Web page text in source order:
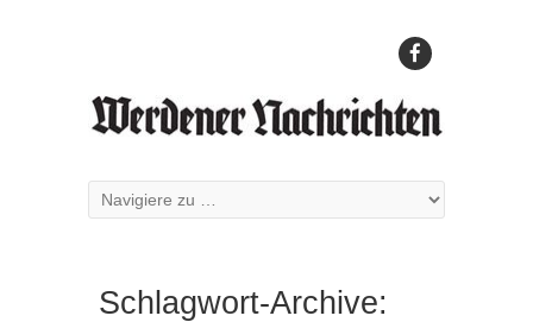
Schlagwort-Archive: